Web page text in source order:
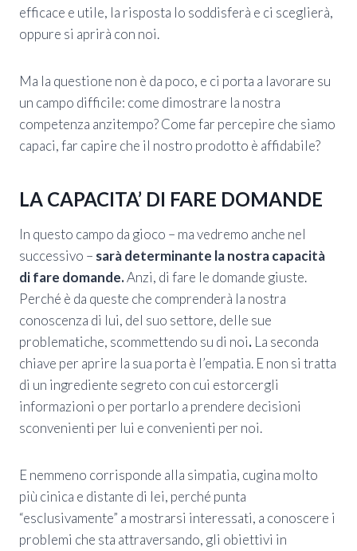
efficace e utile, la risposta lo soddisferà e ci sceglierà,
oppure si aprirà con noi.
Ma la questione non è da poco, e ci porta a lavorare su
un campo difficile: come dimostrare la nostra
competenza anzitempo? Come far percepire che siamo
capaci, far capire che il nostro prodotto è affidabile?
LA CAPACITA’ DI FARE DOMANDE
In questo campo da gioco – ma vedremo anche nel
successivo – sarà determinante la nostra capacità
di fare domande.Anzi, di fare le domande giuste.
Perché è da queste che comprenderà la nostra
conoscenza di lui, del suo settore, delle sue
problematiche, scommettendo su di noi. La seconda
chiave per aprire la sua porta è l’empatia. E non si tratta
di un ingrediente segreto con cui estorcergli
informazioni o per portarlo a prendere decisioni
sconvenienti per lui e convenienti per noi.
E nemmeno corrisponde alla simpatia, cugina molto
più cinica e distante di lei, perché punta
“esclusivamente” a mostrarsi interessati, a conoscere i
problemi che sta attraversando, gli obiettivi in